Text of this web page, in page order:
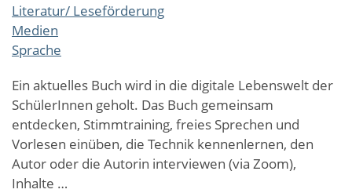
BÜCHERALARM
Literatur/ Leseförderung
Medien
Sprache
Ein aktuelles Buch wird in die digitale Lebenswelt der
SchülerInnen geholt. Das Buch gemeinsam
entdecken, Stimmtraining, freies Sprechen und
Vorlesen einüben, die Technik kennenlernen, den
Autor oder die Autorin interviewen (via Zoom),
Inhalte …